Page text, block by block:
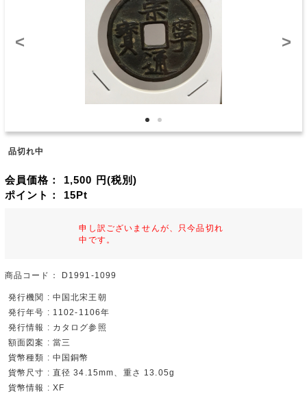
< >
品切れ中
会員価格： 1,500 円(税別)
ポイント： 15Pt
申し訳ございませんが、只今品切れ
中です。
商品コード： D1991-1099
発行機関 : 中国北宋王朝
発行年号 : 1102-1106年
発行情報 : カタログ参照
額面図案 : 當三
貨幣種類 : 中国銅幣
貨幣尺寸 : 直径 34.15mm、重さ 13.05g
貨幣情報 : XF